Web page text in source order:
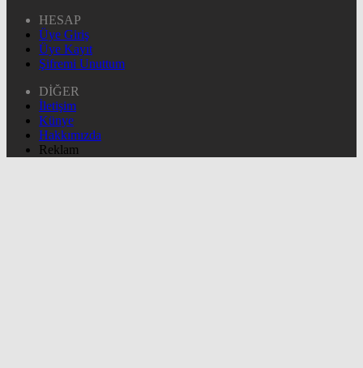
HESAP
Üye Giriş
Üye Kayıt
Şifremi Unuttum
DİĞER
İletişim
Künye
Hakkımızda
Reklam